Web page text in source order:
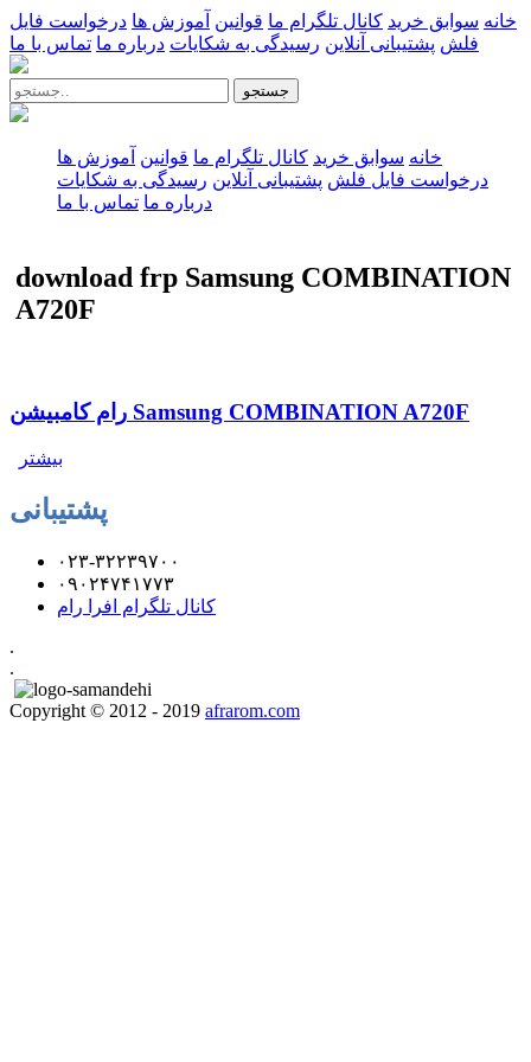
خانه سوابق خرید کانال تلگرام ما قوانین آموزش ها درخواست فایل
فلش پشتیبانی آنلاین رسیدگی به شکایات درباره ما تماس با ما
جستجو
خانه سوابق خرید کانال تلگرام ما قوانین آموزش ها
درخواست فایل فلش پشتیبانی آنلاین رسیدگی به شکایات
درباره ما تماس با ما
download frp Samsung COMBINATION
A720F
رام کامبیشن Samsung COMBINATION A720F
بیشتر
پشتیبانی
۰۲۳-۳۲۲۳۹۷۰۰
۰۹۰۲۴۷۴۱۷۷۳
کانال تلگرام افرا رام
.
.
Copyright © 2012 - 2019 afrarom.com